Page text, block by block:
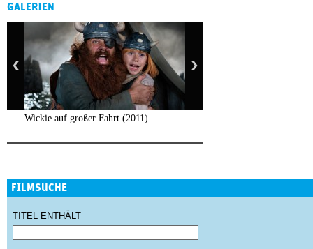
GALERIEN
Wickie auf großer Fahrt (2011)
FILMSUCHE
TITEL ENTHÄLT